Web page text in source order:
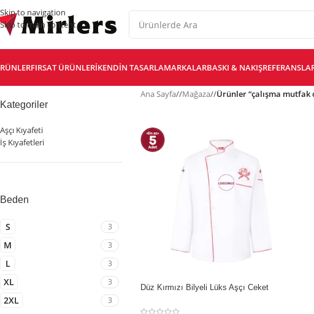
Skip to navigation
Skip to main content
FIRSAT ÜRÜNLERIKENDIN TASARLAMARKALARBASKI & NAKIŞ
Kategoriler
Aşçı Kıyafeti
İş Kıyafetleri
Beden
S 3
M 3
L 3
XL 3
2XL 3
Ana Sayfa/ Mağaza/ Ürünler “çalışma mutfak
İNDIRIM
Düz Kırmızı Bilyeli Lüks Aşçı Ceket